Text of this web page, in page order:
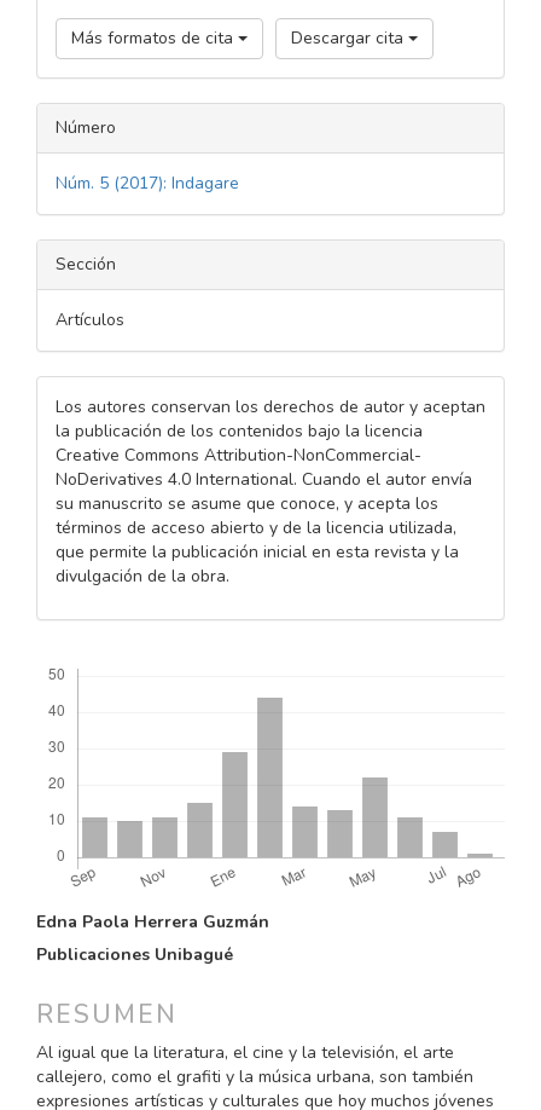
Más formatos de cita Descargar cita
Número
Núm. 5 (2017): Indagare
Sección
Artículos
Los autores conservan los derechos de autor y aceptan
la publicación de los contenidos bajo la licencia
Creative Commons Attribution-NonCommercial-
NoDerivatives 4.0 International. Cuando el autor envía
su manuscrito se asume que conoce, y acepta los
términos de acceso abierto y de la licencia utilizada,
que permite la publicación inicial en esta revista y la
divulgación de la obra.
CONTENIDO
PRINCIPAL
ARTÍCULO
Edna Paola Herrera Guzmán
Publicaciones Unibagué
RESUMEN
Al igual que la literatura, el cine y la televisión, el arte
callejero, como el grafiti y la música urbana, son también
expresiones artísticas y culturales que hoy muchos jóvenes